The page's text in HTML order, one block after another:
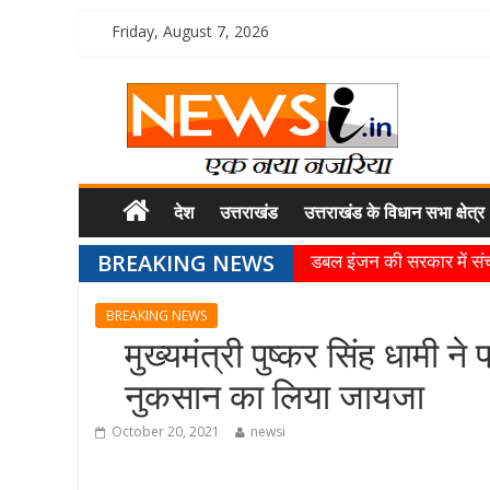
Friday, August 7, 2026
देश उत्तराखंड उत्तराखंड के विधान सभा क्षेत्र
BREAKING NEWS
डबल इंजन की सरकार में
मुख्यमंत्री पुष्कर सिंह धामी
मुख्यमंत्री ने स्वास्थ्य सेवा
मुख्यमंत्री पुष्कर सिंह
BREAKING NEWS
मुख्यमंत्री पुष्कर सिंह धामी ने
नुकसान का लिया जायजा
October 20, 2021 newsi